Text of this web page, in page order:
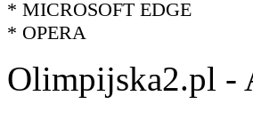
* MICROSOFT EDGE
* OPERA
Olimpijska2.pl -